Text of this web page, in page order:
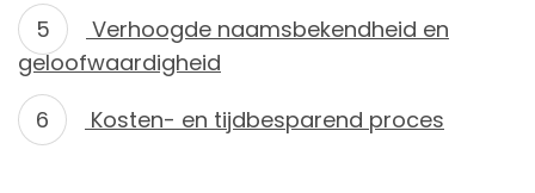
Verhoogde naamsbekendheid en
geloofwaardigheid
Kosten- en tijdbesparend proces